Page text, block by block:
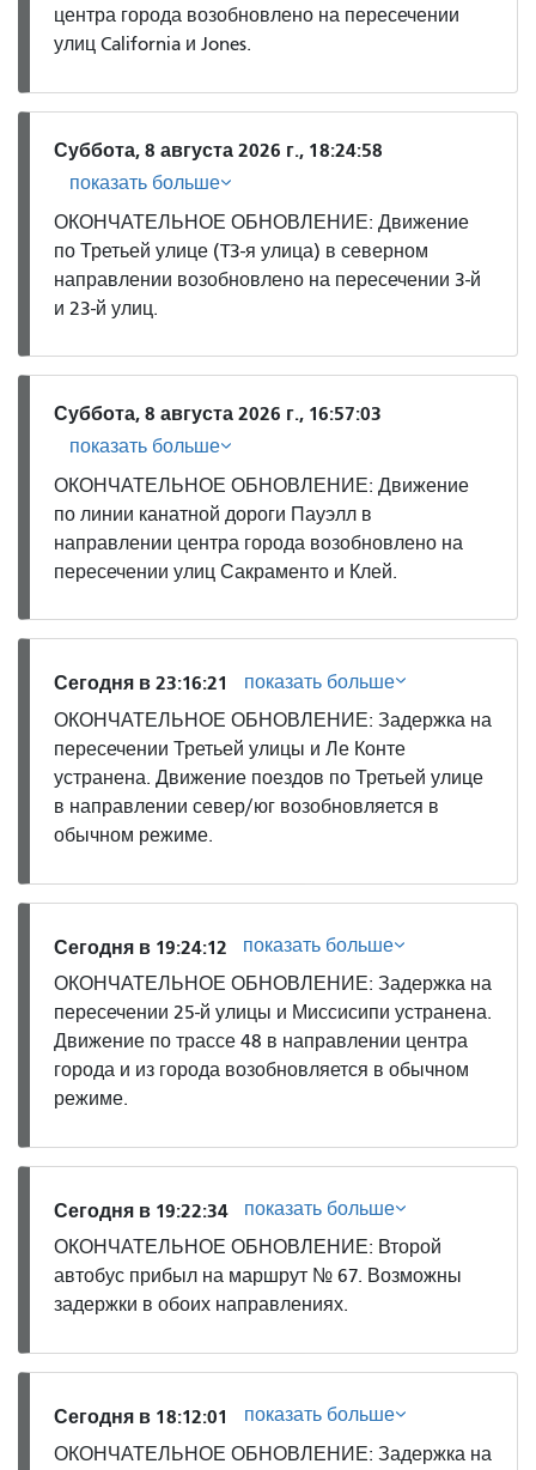
центра города возобновлено на пересечении
улиц California и Jones.
Суббота, 8 августа 2026 г., 18:24:58
показать больше
ОКОНЧАТЕЛЬНОЕ ОБНОВЛЕНИЕ: Движение
по Третьей улице (T3-я улица) в северном
направлении возобновлено на пересечении 3-й
и 23-й улиц.
Суббота, 8 августа 2026 г., 16:57:03
показать больше
ОКОНЧАТЕЛЬНОЕ ОБНОВЛЕНИЕ: Движение
по линии канатной дороги Пауэлл в
направлении центра города возобновлено на
пересечении улиц Сакраменто и Клей.
Сегодня в 23:16:21
показать больше
ОКОНЧАТЕЛЬНОЕ ОБНОВЛЕНИЕ: Задержка на
пересечении Третьей улицы и Ле Конте
устранена. Движение поездов по Третьей улице
в направлении север/юг возобновляется в
обычном режиме.
Сегодня в 19:24:12
показать больше
ОКОНЧАТЕЛЬНОЕ ОБНОВЛЕНИЕ: Задержка на
пересечении 25-й улицы и Миссисипи устранена.
Движение по трассе 48 в направлении центра
города и из города возобновляется в обычном
режиме.
Сегодня в 19:22:34
показать больше
ОКОНЧАТЕЛЬНОЕ ОБНОВЛЕНИЕ: Второй
автобус прибыл на маршрут № 67. Возможны
задержки в обоих направлениях.
Сегодня в 18:12:01
показать больше
ОКОНЧАТЕЛЬНОЕ ОБНОВЛЕНИЕ: Задержка на